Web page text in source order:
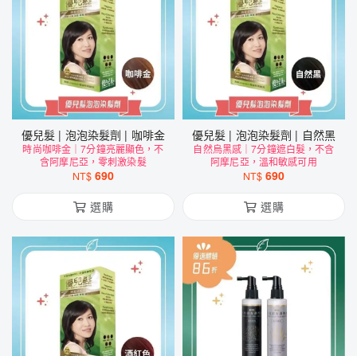
優兒髮 | 泡泡染髮劑 | 咖啡金
時尚咖啡金｜7分鐘亮麗顯色，不
含阿摩尼亞，零刺激染髮
NT$ 690
選購
優兒髮 | 泡泡染髮劑 | 自然黑
自然烏黑感｜7分鐘遮白髮，不含
阿摩尼亞，溫和敏感可用
NT$ 690
選購